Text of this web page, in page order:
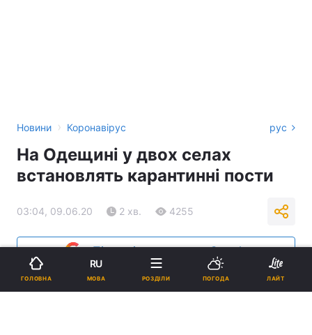
Новини › Коронавірус рус
На Одещині у двох селах
встановлять карантинні пости
03:04, 09.06.20 2 хв. 4255
Підпишіться на нас в Google
ГОЛОВНА
RU
МОВА РОЗДІЛИ ПОГОДА ЛАЙТ